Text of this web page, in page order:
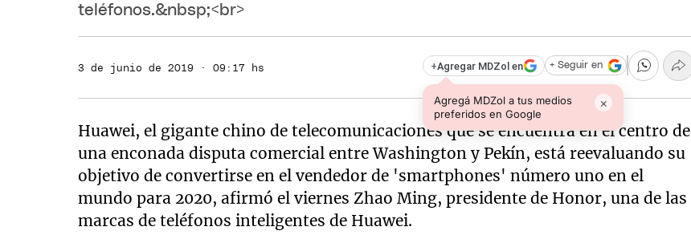
teléfonos.&nbsp;<br>
3 de junio de 2019 · 09:17 hs +Agregar MDZol en
Agregá MDZol a tus medios
preferidos en Google
×
+ Seguir en
Huawei, el gigante chino de telecomunicaciones que se encuentra en el centro de
una enconada disputa comercial entre Washington y Pekín, está reevaluando su
objetivo de convertirse en el vendedor de 'smartphones' número uno en el
mundo para 2020, afirmó el viernes Zhao Ming, presidente de Honor, una de las
marcas de teléfonos inteligentes de Huawei.